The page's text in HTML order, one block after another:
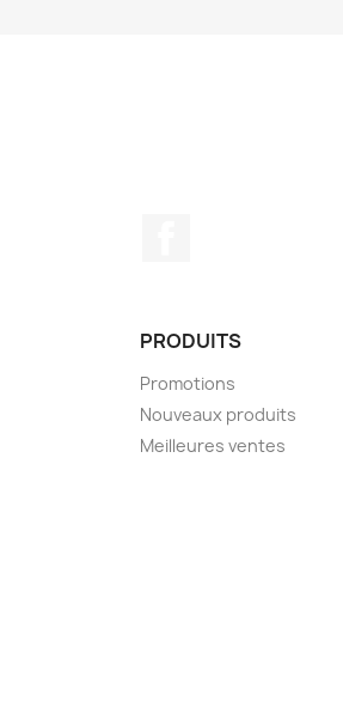
PRODUITS
Promotions
Nouveaux produits
Meilleures ventes